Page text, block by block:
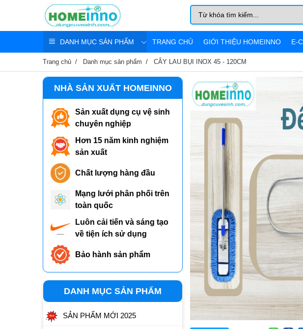
DANH MỤC SẢN PHẨM TRANG CHỦ GIỚI THIỆU HOMEINNO E-
Trang chủ Danh mục sản phẩm CÂY LAU BỤI INOX 45 - 120CM
NHÀ SẢN XUẤT HOMEINNO
Sản xuất dụng cụ vệ sinh
chuyên nghiệp
Hơn 15 năm kinh nghiệm
sản xuất
Chất lượng hàng đầu
Mạng lưới phân phối trên
toàn quốc
Luôn cải tiến và sáng tạo
về tiện ích sử dụng
Bảo hành sản phẩm
DANH MỤC SẢN PHẨM
SẢN PHẨM MỚI 2025